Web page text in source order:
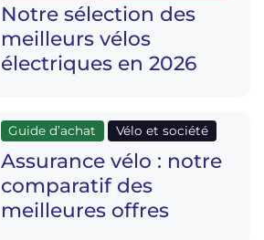
Notre sélection des
meilleurs vélos
électriques en 2026
Guide d’achat Vélo et société
Assurance vélo : notre
comparatif des
meilleures offres